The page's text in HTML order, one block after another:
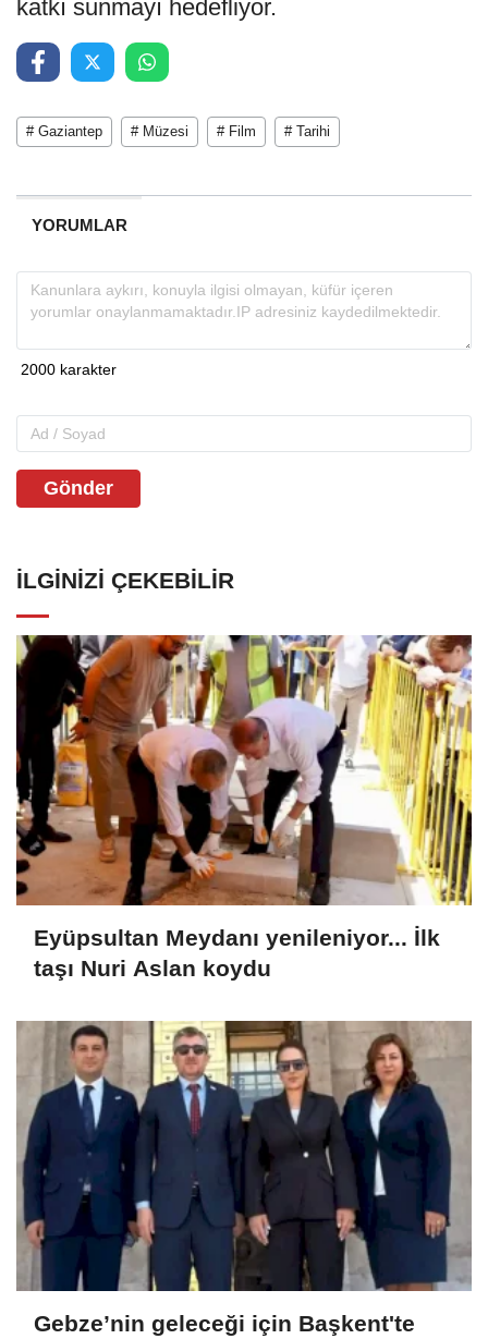
katkı sunmayı hedefliyor.
# Gaziantep # Müzesi # Film # Tarihi
YORUMLAR
Gönder
İLGINIZI ÇEKEBILIR
Eyüpsultan Meydanı yenileniyor... İlk
taşı Nuri Aslan koydu
Gebze’nin geleceği için Başkent'te